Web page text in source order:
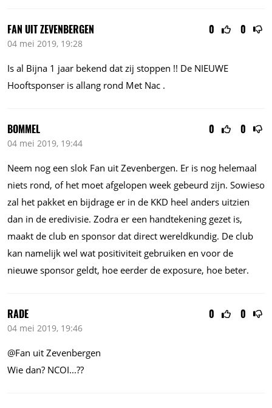
0 0
FAN UIT ZEVENBERGEN
04 mei 2019, 19:28
Is al Bijna 1 jaar bekend dat zij stoppen !! De NIEUWE
Hooftsponser is allang rond Met Nac .
0 0
BOMMEL
04 mei 2019, 19:44
Neem nog een slok Fan uit Zevenbergen. Er is nog helemaal
niets rond, of het moet afgelopen week gebeurd zijn. Sowieso
zal het pakket en bijdrage er in de KKD heel anders uitzien
dan in de eredivisie. Zodra er een handtekening gezet is,
maakt de club en sponsor dat direct wereldkundig. De club
kan namelijk wel wat positiviteit gebruiken en voor de
nieuwe sponsor geldt, hoe eerder de exposure, hoe beter.
0 0
RADE
04 mei 2019, 19:46
@Fan uit Zevenbergen
Wie dan? NCOI...??